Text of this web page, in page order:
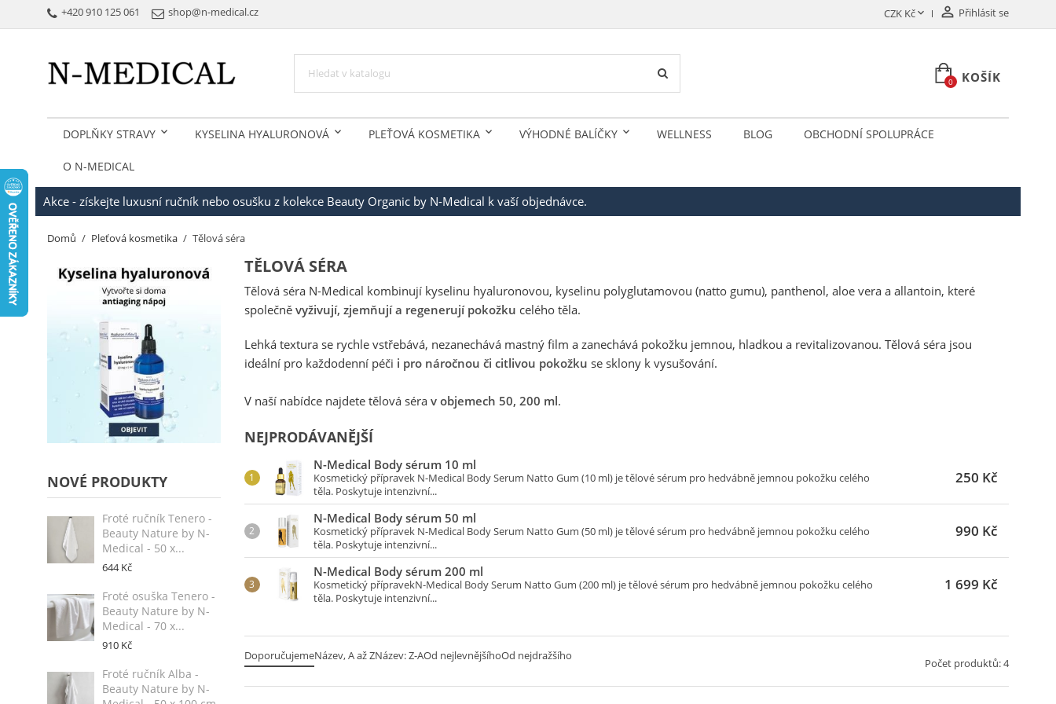
+420 910 125 061 shop@n-medical.cz CZK Kč  Přihlásit se
KOŠÍK
0
DOPLŇKY STRAVY KYSELINA HYALURONOVÁ PLEŤOVÁ KOSMETIKA VÝHODNÉ BALÍČKY WELLNESS BLOG OBCHODNÍ SPOLUPRÁCE
O N-MEDICAL
Akce - získejte luxusní ručník nebo osušku z kolekce Beauty Organic by N-Medical k vaší objednávce.
Domů Pleťová kosmetika Tělová séra
NOVÉ PRODUKTY
Froté ručník Tenero -
Beauty Nature by N-
Medical - 50 x...
644 Kč
Froté osuška Tenero -
Beauty Nature by N-
Medical - 70 x...
910 Kč
Froté ručník Alba -
Beauty Nature by N-
TĚLOVÁ SÉRA
Tělová séra N-Medical kombinují kyselinu hyaluronovou, kyselinu polyglutamovou (natto gumu), panthenol, aloe vera a allantoin, které
společně vyživují, zjemňují a regenerují pokožku celého těla.
Lehká textura se rychle vstřebává, nezanechává mastný film a zanechává pokožku jemnou, hladkou a revitalizovanou. Tělová séra jsou
ideální pro každodenní péči i pro náročnou či citlivou pokožku se sklony k vysušování.
V naší nabídce najdete tělová séra v objemech 50, 200 ml.
NEJPRODÁVANĚJŠÍ
N-Medical Body sérum 10 ml
Kosmetický přípravek N-Medical Body Serum Natto Gum (10 ml) je tělové sérum pro hedvábně jemnou pokožku celého
těla. Poskytuje intenzivní...
250 Kč
N-Medical Body sérum 50 ml
Kosmetický přípravek N-Medical Body Serum Natto Gum (50 ml) je tělové sérum pro hedvábně jemnou pokožku celého
těla. Poskytuje intenzivní...
990 Kč
N-Medical Body sérum 200 ml
Kosmetický přípravekN-Medical Body Serum Natto Gum (200 ml) je tělové sérum pro hedvábně jemnou pokožku celého
těla. Poskytuje intenzivní...
1 699 Kč
DoporučujemeNázev, A až ZNázev: Z-AOd nejlevnějšíhoOd nejdražšího
Počet produktů: 4